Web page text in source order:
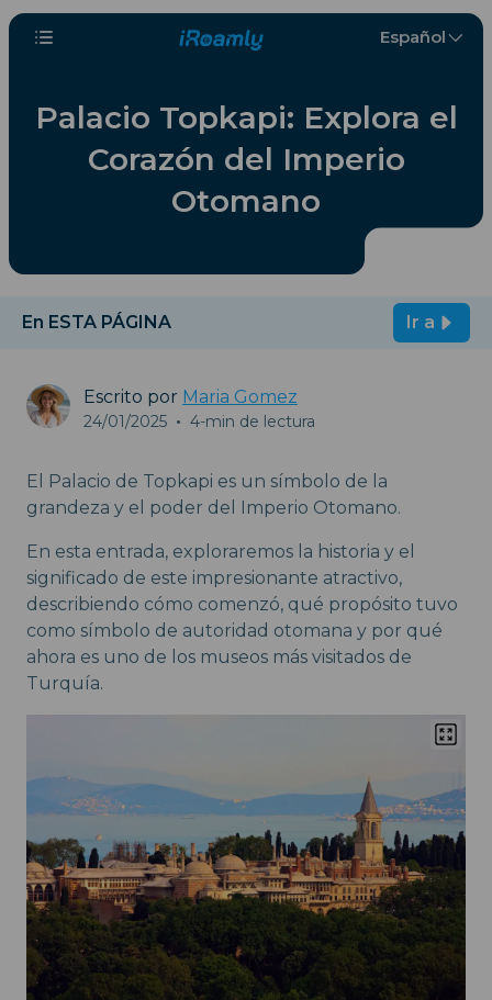
Español
Palacio Topkapi: Explora el
Corazón del Imperio
Otomano
En ESTA PÁGINA Ir a
Escrito por Maria Gomez
24/01/2025 • 4-min de lectura
El Palacio de Topkapi es un símbolo de la
grandeza y el poder del Imperio Otomano.
En esta entrada, exploraremos la historia y el
significado de este impresionante atractivo,
describiendo cómo comenzó, qué propósito tuvo
como símbolo de autoridad otomana y por qué
ahora es uno de los museos más visitados de
Turquía.